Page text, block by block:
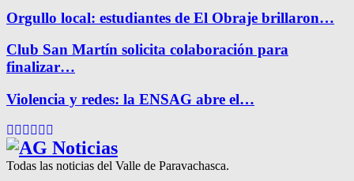
Orgullo local: estudiantes de El Obraje brillaron…
Club San Martín solicita colaboración para
finalizar…
Violencia y redes: la ENSAG abre el…
Facebook
Twitter
Instagram
Pinterest
Google
Todas las noticias del Valle de Paravachasca.